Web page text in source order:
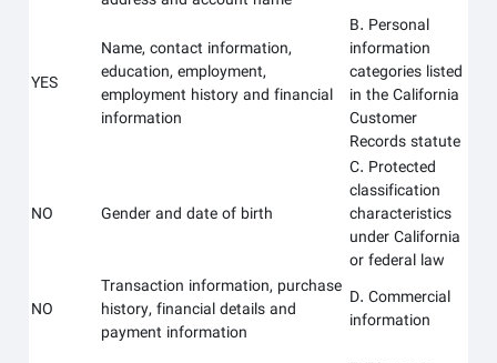
B. Personal
information
categories listed
in the California
Customer
Records statute
Name, contact information,
education, employment,
employment history and financial
information
YES
C. Protected
classification
characteristics
under California
or federal law
Gender and date of birth
NO
D. Commercial
information
Transaction information, purchase
history, financial details and
payment information
NO